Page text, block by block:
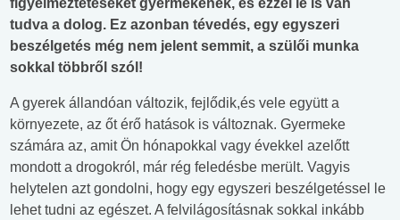
figyelmeztetéseket gyermekének, és ezzel le is van
tudva a dolog. Ez azonban tévedés, egy egyszeri
beszélgetés még nem jelent semmit, a szülői munka
sokkal többről szól!
A gyerek állandóan változik, fejlődik,és vele együtt a
környezete, az őt érő hatások is változnak. Gyermeke
számára az, amit Ön hónapokkal vagy évekkel azelőtt
mondott a drogokról, már rég feledésbe merült. Vagyis
helytelen azt gondolni, hogy egy egyszeri beszélgetéssel le
lehet tudni az egészet. A felvilágosításnak sokkal inkább